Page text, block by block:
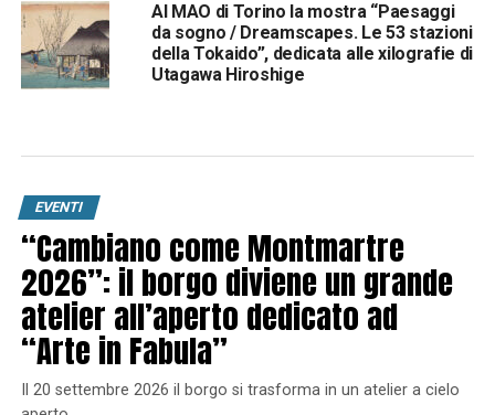
Al MAO di Torino la mostra “Paesaggi
da sogno / Dreamscapes. Le 53 stazioni
della Tokaido”, dedicata alle xilografie di
Utagawa Hiroshige
EVENTI
“Cambiano come Montmartre
2026”: il borgo diviene un grande
atelier all’aperto dedicato ad
“Arte in Fabula”
Il 20 settembre 2026 il borgo si trasforma in un atelier a cielo